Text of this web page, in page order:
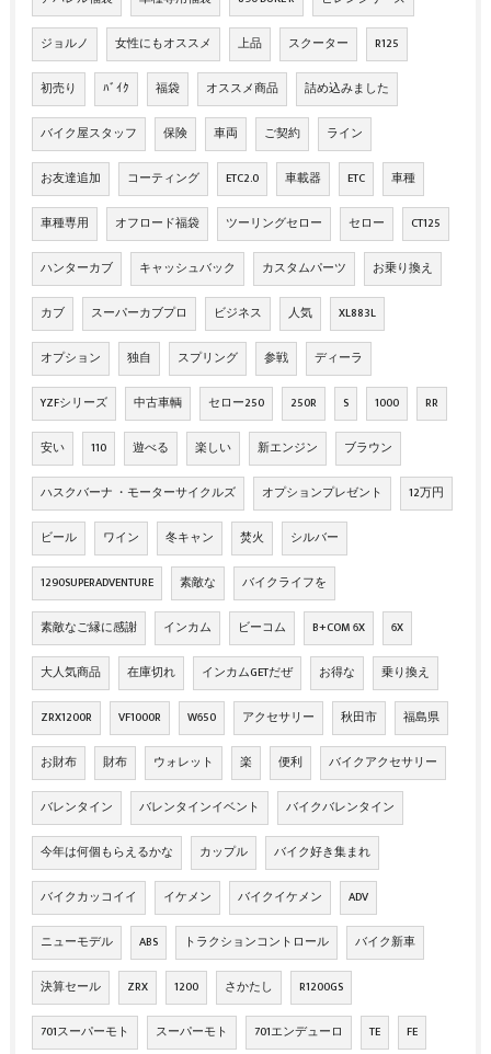
ジョルノ 女性にもオススメ 上品 スクーター R125
初売り ﾊﾞｲｸ 福袋 オススメ商品 詰め込みました
バイク屋スタッフ 保険 車両 ご契約 ライン
お友達追加 コーティング ETC2.0 車載器 ETC 車種
車種専用 オフロード福袋 ツーリングセロー セロー CT125
ハンターカブ キャッシュバック カスタムパーツ お乗り換え
カブ スーパーカブプロ ビジネス 人気 XL883L
オプション 独自 スプリング 参戦 ディーラ
YZFシリーズ 中古車輌 セロー250 250R S 1000 RR
安い 110 遊べる 楽しい 新エンジン ブラウン
ハスクバーナ ・モーターサイクルズ オプションプレゼント 12万円
ビール ワイン 冬キャン 焚火 シルバー
1290SUPERADVENTURE 素敵な バイクライフを
素敵なご縁に感謝 インカム ビーコム B+COM 6X 6X
大人気商品 在庫切れ インカムGETだぜ お得な 乗り換え
ZRX1200R VF1000R W650 アクセサリー 秋田市 福島県
お財布 財布 ウォレット 楽 便利 バイクアクセサリー
バレンタイン バレンタインイベント バイクバレンタイン
今年は何個もらえるかな カップル バイク好き集まれ
バイクカッコイイ イケメン バイクイケメン ADV
ニューモデル ABS トラクションコントロール バイク新車
決算セール ZRX 1200 さかたし R1200GS
701スーパーモト スーパーモト 701エンデューロ TE FE